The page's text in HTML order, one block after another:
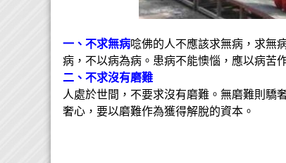
一、不求無病唸佛的人不應該求無病，求無
病，不以病為病。患病不能懊惱，應以病苦
二、不求沒有磨難
人處於世間，不要求沒有磨難。無磨難則驕
奢心，要以磨難作為獲得解脫的資本。